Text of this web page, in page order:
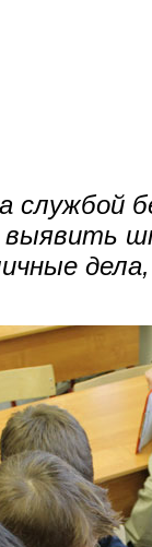
службой
выявить